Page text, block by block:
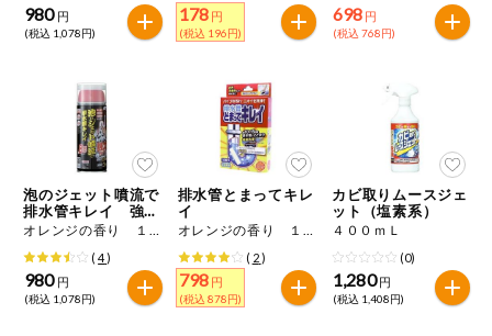
自動注文システム登録
自動注文システム登録を確認する
自動注文システム登録を修正する
くらしの定番品（毎週企画）
専門ショップサイト
飲料
酒・ノンアル
コール
切り花・仏花
ティッシュ・
トイレットペ
ーパー
衛生・生理用
品
オレンジ カシューナッツ
キウイフルーツ 牛肉
さけ さば ゼラチン 大豆
鶏肉 バナナ
マカダミアナッツ もも やまいも
980 円
(税込 1,078円)
178 円
(税込 196円)
698 円
(税込 768円)
泡のジェット噴流で
排水管キレイ 強力
タイプ
オレンジの香り １６０ｍＬ
(4)
980 円
(税込 1,078円)
排水管とまってキレ
イ
オレンジの香り １０錠
( 2)
798 円
(税込 878円)
カビ取りムースジェ
ット（塩素系）
４００ｍＬ
(0)
1,280 円
(税込 1,408円)